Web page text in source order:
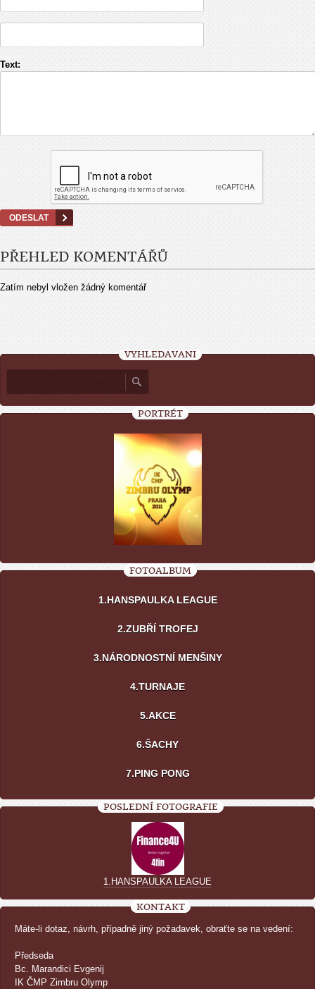
Text:
PŘEHLED KOMENTÁŘŮ
Zatím nebyl vložen žádný komentář
VYHLEDÁVÁNÍ
PORTRÉT
FOTOALBUM
1.HANSPAULKA LEAGUE
2.ZUBŘÍ TROFEJ
3.NÁRODNOSTNÍ MENŠINY
4.TURNAJE
5.AKCE
6.ŠACHY
7.PING PONG
POSLEDNÍ FOTOGRAFIE
1.HANSPAULKA LEAGUE
KONTAKT
Máte-li dotaz, návrh, případně jiný požadavek, obraťte se na vedení:
Předseda
Bc. Marandici Evgenij
IK ČMP Zimbru Olymp